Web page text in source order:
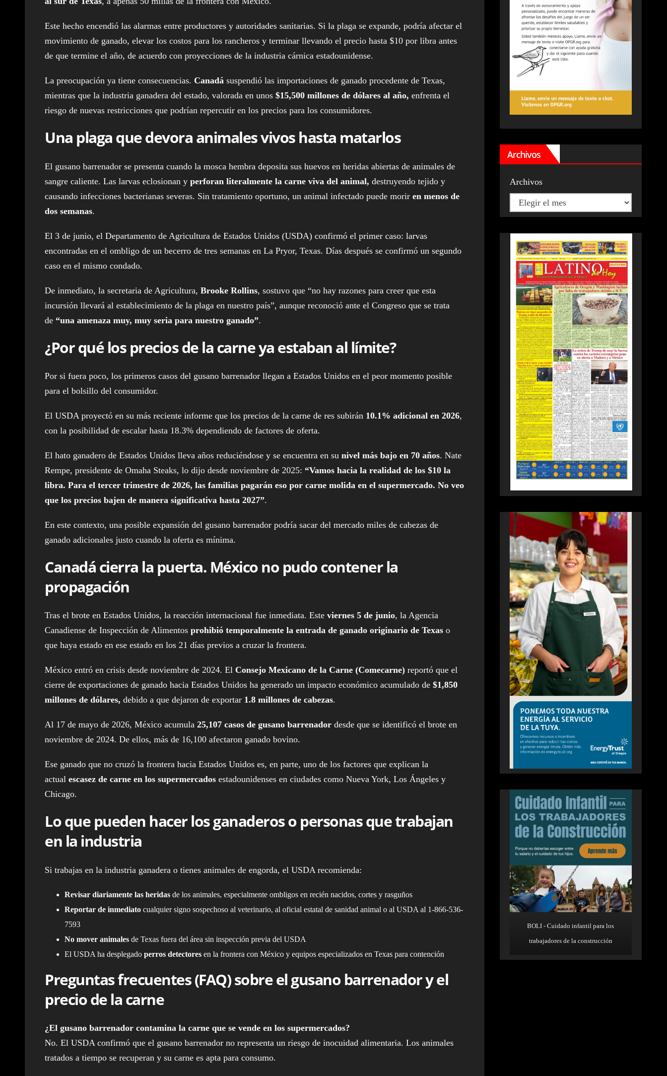
Este hecho encendió las alarmas entre productores y autoridades sanitarias. Si la plaga se expande, podría afectar el
movimiento de ganado, elevar los costos para los rancheros y terminar llevando el precio hasta $10 por libra antes
de que termine el año, de acuerdo con proyecciones de la industria cárnica estadounidense.
La preocupación ya tiene consecuencias. Canadá suspendió las importaciones de ganado procedente de Texas,
mientras que la industria ganadera del estado, valorada en unos $15,500 millones de dólares al año, enfrenta el
riesgo de nuevas restricciones que podrían repercutir en los precios para los consumidores.
Una plaga que devora animales vivos hasta matarlos
El gusano barrenador se presenta cuando la mosca hembra deposita sus huevos en heridas abiertas de animales de
sangre caliente. Las larvas eclosionan y perforan literalmente la carne viva del animal, destruyendo tejido y
causando infecciones bacterianas severas. Sin tratamiento oportuno, un animal infectado puede morir en menos de
dos semanas.
El 3 de junio, el Departamento de Agricultura de Estados Unidos (USDA) confirmó el primer caso: larvas
encontradas en el ombligo de un becerro de tres semanas en La Pryor, Texas. Días después se confirmó un segundo
caso en el mismo condado.
De inmediato, la secretaria de Agricultura, Brooke Rollins, sostuvo que “no hay razones para creer que esta
incursión llevará al establecimiento de la plaga en nuestro país”, aunque reconoció ante el Congreso que se trata
de “una amenaza muy, muy seria para nuestro ganado”.
¿Por qué los precios de la carne ya estaban al límite?
Por si fuera poco, los primeros casos del gusano barrenador llegan a Estados Unidos en el peor momento posible
para el bolsillo del consumidor.
El USDA proyectó en su más reciente informe que los precios de la carne de res subirán 10.1% adicional en 2026,
con la posibilidad de escalar hasta 18.3% dependiendo de factores de oferta.
El hato ganadero de Estados Unidos lleva años reduciéndose y se encuentra en su nivel más bajo en 70 años. Nate
Rempe, presidente de Omaha Steaks, lo dijo desde noviembre de 2025: “Vamos hacia la realidad de los $10 la
libra. Para el tercer trimestre de 2026, las familias pagarán eso por carne molida en el supermercado. No veo
que los precios bajen de manera significativa hasta 2027”.
En este contexto, una posible expansión del gusano barrenador podría sacar del mercado miles de cabezas de
ganado adicionales justo cuando la oferta es mínima.
Canadá cierra la puerta. México no pudo contener la
propagación
Tras el brote en Estados Unidos, la reacción internacional fue inmediata. Este viernes 5 de junio, la Agencia
Canadiense de Inspección de Alimentos prohibió temporalmente la entrada de ganado originario de Texas o
que haya estado en ese estado en los 21 días previos a cruzar la frontera.
México entró en crisis desde noviembre de 2024. El Consejo Mexicano de la Carne (Comecarne) reportó que el
cierre de exportaciones de ganado hacia Estados Unidos ha generado un impacto económico acumulado de $1,850
millones de dólares, debido a que dejaron de exportar 1.8 millones de cabezas.
Al 17 de mayo de 2026, México acumula 25,107 casos de gusano barrenador desde que se identificó el brote en
noviembre de 2024. De ellos, más de 16,100 afectaron ganado bovino.
Ese ganado que no cruzó la frontera hacia Estados Unidos es, en parte, uno de los factores que explican la
actual escasez de carne en los supermercados estadounidenses en ciudades como Nueva York, Los Ángeles y
Chicago.
Lo que pueden hacer los ganaderos o personas que trabajan
en la industria
Si trabajas en la industria ganadera o tienes animales de engorda, el USDA recomienda:
Revisar diariamente las heridas de los animales, especialmente ombligos en recién nacidos, cortes y rasguños
Reportar de inmediato cualquier signo sospechoso al veterinario, al oficial estatal de sanidad animal o al USDA al 1-866-536-
7593
No mover animales de Texas fuera del área sin inspección previa del USDA
El USDA ha desplegado perros detectores en la frontera con México y equipos especializados en Texas para contención
Preguntas frecuentes (FAQ) sobre el gusano barrenador y el
precio de la carne
¿El gusano barrenador contamina la carne que se vende en los supermercados?
No. El USDA confirmó que el gusano barrenador no representa un riesgo de inocuidad alimentaria. Los animales
tratados a tiempo se recuperan y su carne es apta para consumo.
Archivos
Archivos
BOLI - Cuidado infantil para los
trabajadores de la construcción